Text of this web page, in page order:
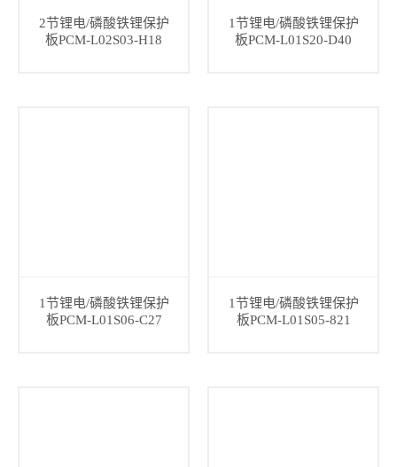
2节锂电/磷酸铁锂保护
板PCM-L02S03-H18
1节锂电/磷酸铁锂保护
板PCM-L01S20-D40
1节锂电/磷酸铁锂保护
板PCM-L01S06-C27
1节锂电/磷酸铁锂保护
板PCM-L01S05-821